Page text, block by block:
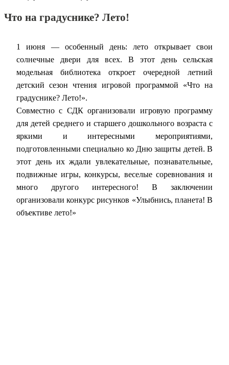
Что на градуснике? Лето!
1 июня — особенный день: лето открывает свои
солнечные двери для всех. В этот день сельская
модельная библиотека откроет очередной летний
детский сезон чтения игровой программой «Что на
градуснике? Лето!».
Совместно с СДК организовали игровую программу
для детей среднего и старшего дошкольного возраста с
яркими и интересными мероприятиями,
подготовленными специально ко Дню защиты детей. В
этот день их ждали увлекательные, познавательные,
подвижные игры, конкурсы, веселые соревнования и
много другого интересного! В заключении
организовали конкурс рисунков «Улыбнись, планета! В
объективе лето!»